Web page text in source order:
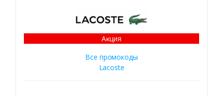
Аĸция
Все промокоды
Lacoste